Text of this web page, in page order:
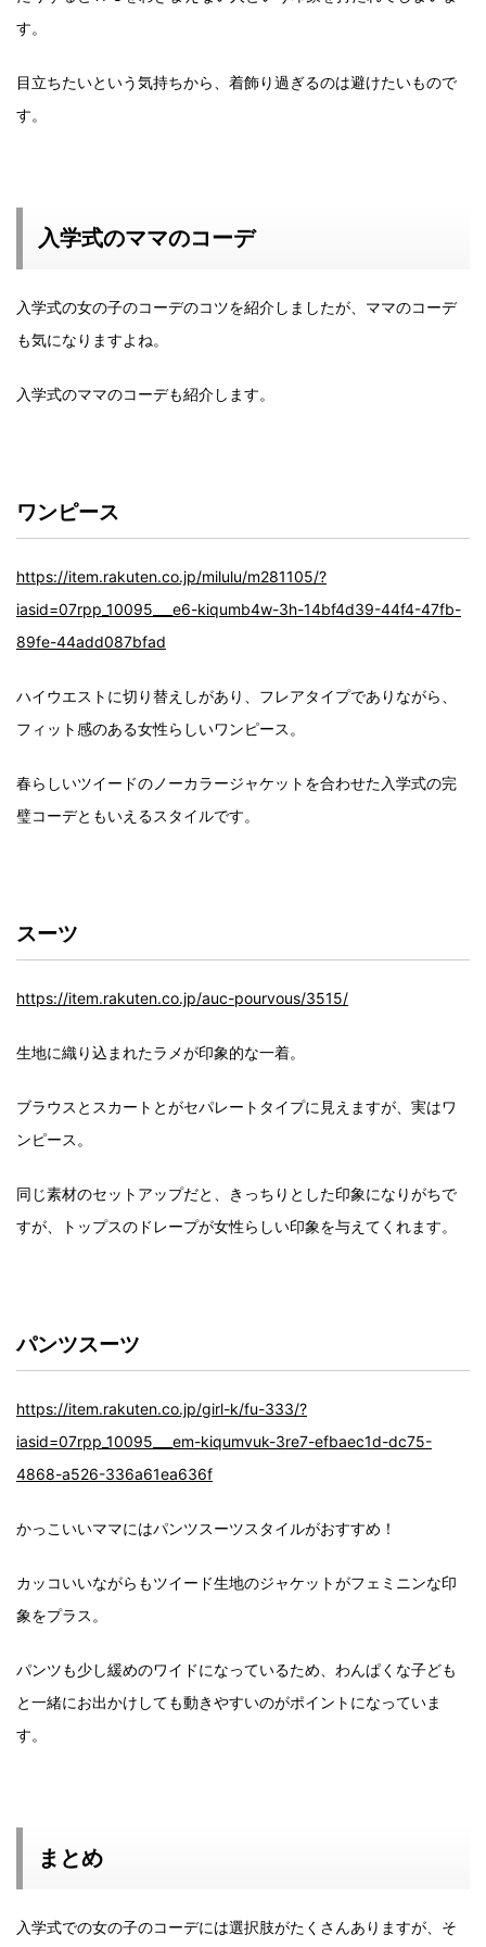
す。
目立ちたいという気持ちから、着飾り過ぎるのは避けたいもので
す。
入学式のママのコーデ
入学式の女の子のコーデのコツを紹介しましたが、ママのコーデ
も気になりますよね。
入学式のママのコーデも紹介します。
ワンピース
https://item.rakuten.co.jp/milulu/m281105/?
iasid=07rpp_10095___e6-kiqumb4w-3h-14bf4d39-44f4-47fb-
89fe-44add087bfad
ハイウエストに切り替えしがあり、フレアタイプでありながら、
フィット感のある女性らしいワンピース。
春らしいツイードのノーカラージャケットを合わせた入学式の完
璧コーデともいえるスタイルです。
スーツ
https://item.rakuten.co.jp/auc-pourvous/3515/
生地に織り込まれたラメが印象的な一着。
ブラウスとスカートとがセパレートタイプに見えますが、実はワ
ンピース。
同じ素材のセットアップだと、きっちりとした印象になりがちで
すが、トップスのドレープが女性らしい印象を与えてくれます。
パンツスーツ
https://item.rakuten.co.jp/girl-k/fu-333/?
iasid=07rpp_10095___em-kiqumvuk-3re7-efbaec1d-dc75-
4868-a526-336a61ea636f
かっこいいママにはパンツスーツスタイルがおすすめ！
カッコいいながらもツイード生地のジャケットがフェミニンな印
象をプラス。
パンツも少し緩めのワイドになっているため、わんぱくな子ども
と一緒にお出かけしても動きやすいのがポイントになっていま
す。
まとめ
入学式での女の子のコーデには選択肢がたくさんありますが、そ